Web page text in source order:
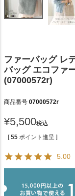
ファーバッグ レ
バッグ エコファ
(07000572r)
商品番号 07000572r
¥5,500税込
[ 55 ポイント進呈 ]
5.00